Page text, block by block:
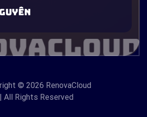
© 2026 RenovaCloud
| All Rights Reserved